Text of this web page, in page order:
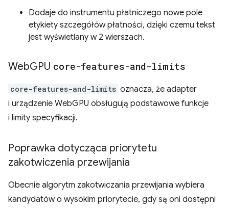
Dodaje do instrumentu płatniczego nowe pole
etykiety szczegółów płatności, dzięki czemu tekst
jest wyświetlany w 2 wierszach.
WebGPU core-features-and-limits
core-features-and-limits oznacza, że adapter
i urządzenie WebGPU obsługują podstawowe funkcje
i limity specyfikacji.
Poprawka dotycząca priorytetu
zakotwiczenia przewijania
Obecnie algorytm zakotwiczania przewijania wybiera
kandydatów o wysokim priorytecie, gdy są oni dostępni